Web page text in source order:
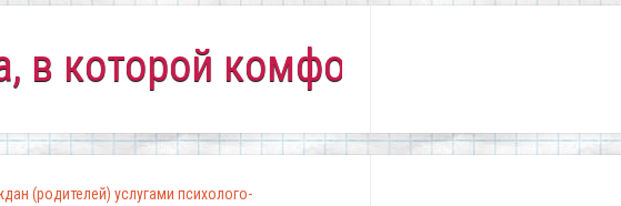
комфортно всем!"
(родителей) услугами психолого-